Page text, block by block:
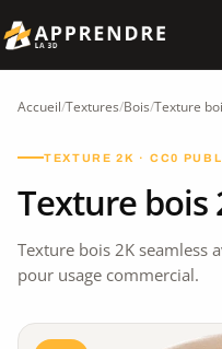
Accueil/Textures/Bois/Texture
TEXTURE 2K · CC0
Texture bois
Texture bois 2K seamless
pour usage commercial.